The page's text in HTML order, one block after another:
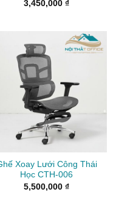
3,450,000 ₫
Xoay Lưới Công Thái
Học CTH-006
5,500,000 ₫